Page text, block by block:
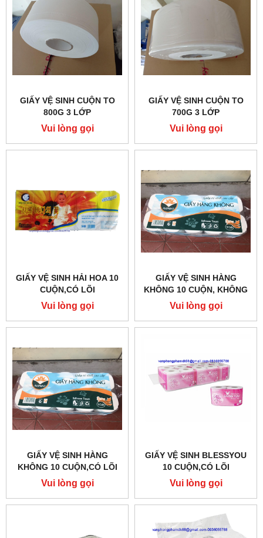
GIẤY VỆ SINH CUỘN TO
800G 3 LỚP
Vui lòng gọi
GIẤY VỆ SINH CUỘN TO
700G 3 LỚP
Vui lòng gọi
GIẤY VỆ SINH HẢI HOA 10
CUỘN,CÓ LÕI
Vui lòng gọi
GIẤY VỆ SINH HÀNG
KHÔNG 10 CUỘN, KHÔNG
LÕI
Vui lòng gọi
GIẤY VỆ SINH HÀNG
KHÔNG 10 CUỘN,CÓ LÕI
Vui lòng gọi
GIẤY VỆ SINH BLESSYOU
10 CUỘN,CÓ LÕI
Vui lòng gọi